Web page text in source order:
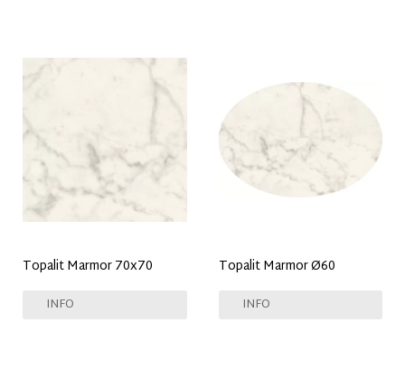
Topalit Marmor 70x70
INFO
Topalit Marmor Ø60
INFO